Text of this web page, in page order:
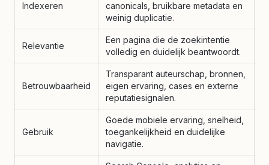
Indexeren
canonicals, bruikbare metadata en
weinig duplicatie.
Relevantie
Een pagina die de zoekintentie
volledig en duidelijk beantwoordt.
Betrouwbaarheid
Transparant auteurschap, bronnen,
eigen ervaring, cases en externe
reputatiesignalen.
Gebruik
Goede mobiele ervaring, snelheid,
toegankelijkheid en duidelijke
navigatie.